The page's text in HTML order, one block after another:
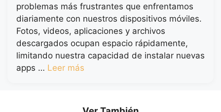
problemas más frustrantes que enfrentamos
diariamente con nuestros dispositivos móviles.
Fotos, videos, aplicaciones y archivos
descargados ocupan espacio rápidamente,
limitando nuestra capacidad de instalar nuevas
apps … Leer más